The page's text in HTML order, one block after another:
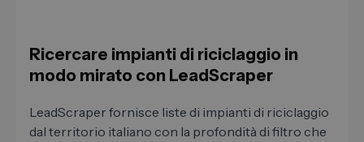
Ricercare impianti di riciclaggio in
modo mirato con LeadScraper
LeadScraper fornisce liste di impianti di riciclaggio
dal territorio italiano con la profondità di filtro che